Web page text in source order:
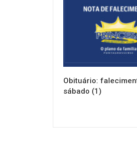
Obituário:
sábado (1)